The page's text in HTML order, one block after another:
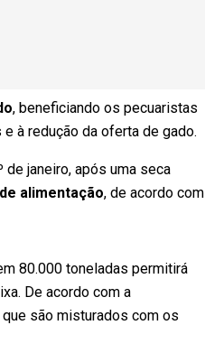
, beneficiando os pecuaristas
à redução da oferta de gado.
de janeiro, após uma seca
alimentação, de acordo com
80.000 toneladas permitirá
De acordo com a
são misturados com os